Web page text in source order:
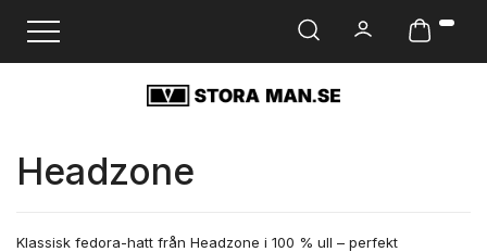
Ändra navigering
Headzone
Klassisk fedora-hatt från Headzone i 100 % ull – perfekt